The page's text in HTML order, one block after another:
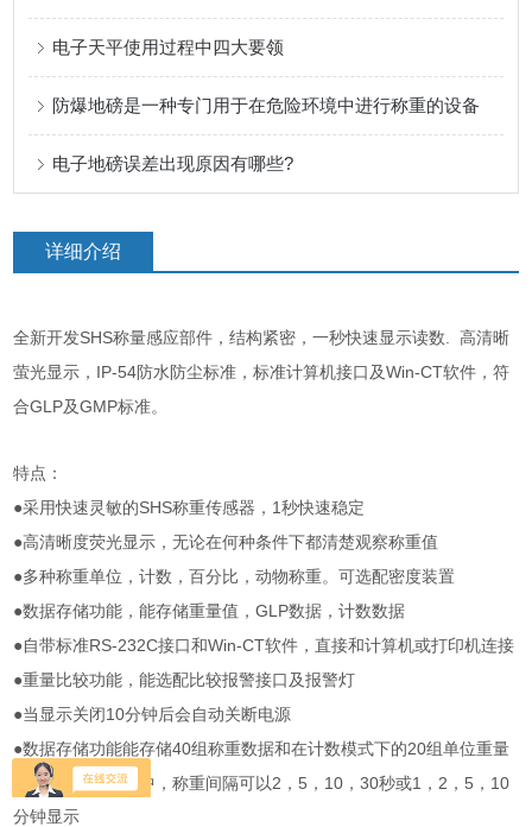
电子天平使用过程中四大要领
防爆地磅是一种专门用于在危险环境中进行称重的设备
电子地磅误差出现原因有哪些?
详细介绍
全新开发SHS称量感应部件，结构紧密，一秒快速显示读数 .高清晰
萤光显示， IP-54防水防尘标准，标准计算机接口及Win-CT软件，符
合GLP及GMP标准。
特点：
●采用快速灵敏的SHS称重传感器， 1秒快速稳定
●高清晰度荧光显示，无论在何种条件下都清楚观察称重值
●多种称重单位，计数，百分比，动物称重。可选配密度装置
●数据存储功能，能存储重量值，GLP数据，计数数据
●自带标准RS-232C接口和Win-CT软件，直接和计算机或打印机连接
●重量比较功能，能选配比较报警接口及报警灯
●当显示关闭 10分钟后会自动关断电源
●数据存储功能能存储40组称重数据和在计数模式下的20组单位重量
在数据存储功能中，称重间隔可以2 ，5 ， 10 ，30秒或1 ，2 ，5 ， 10
分钟显示